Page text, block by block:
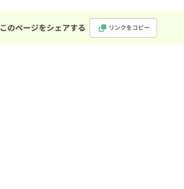
このページをシェアする リンクをコピー